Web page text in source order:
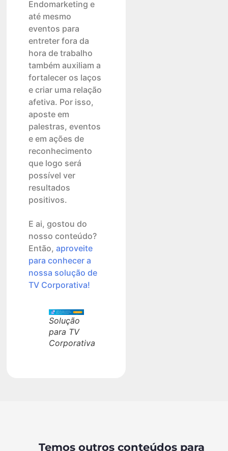
Endomarketing e
até mesmo
eventos para
entreter fora da
hora de trabalho
também auxiliam a
fortalecer os laços
e criar uma relação
afetiva. Por isso,
aposte em
palestras, eventos
e em ações de
reconhecimento
que logo será
possível ver
resultados
positivos.
E ai, gostou do
nosso conteúdo?
Então, aproveite
para conhecer a
nossa solução de
TV Corporativa!
Solução
para TV
Corporativa
Temos outros conteúdos para